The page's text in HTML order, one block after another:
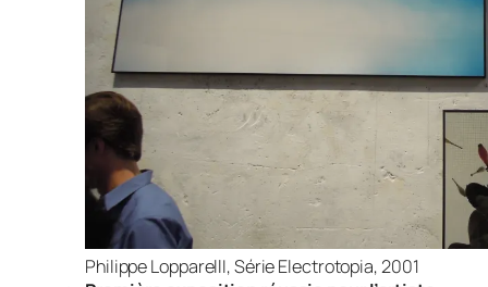
Philippe LopparellI, Série Electrotopia, 2001